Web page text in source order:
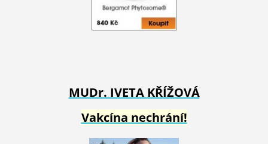
MUDr. IVETA KŘÍŽOVÁ
Vakcína nechrání!